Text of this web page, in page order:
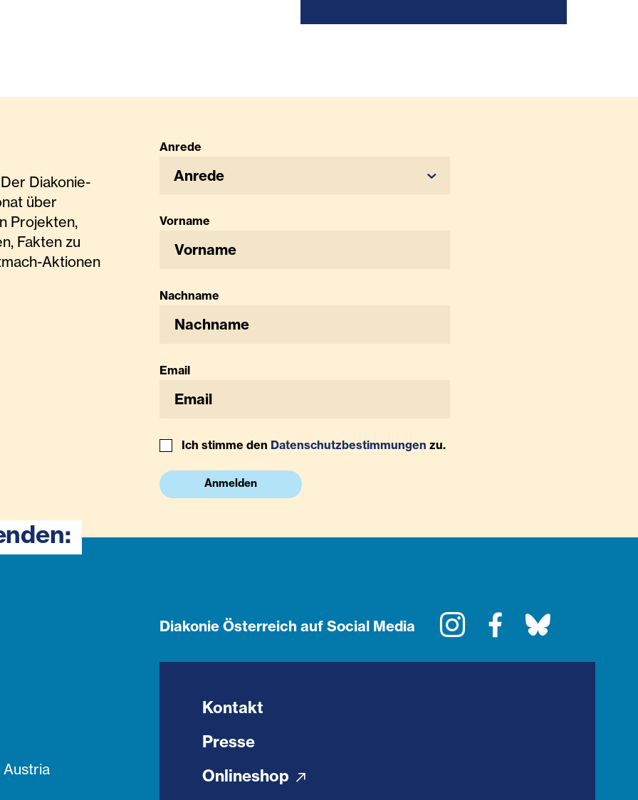
Diakonie-
über
Projekten,
Fakten zu
Aktionen
Anrede
Anrede
Vorname
Nachname
Email
Ich stimme den Datenschutzbestimmungen zu.
Anmelden
Diakonie Österreich auf Social Media InstagramFacebook
Kontakt
Presse
Onlineshop